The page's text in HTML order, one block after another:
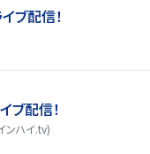
ブ配信！
ブ配信！
ンハイ.tv)